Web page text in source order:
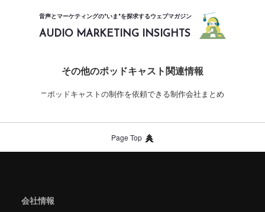
音声とマーケティングの"いま"を探求するウェブマガジン
AUDIO MARKETING INSIGHTS
その他のポッドキャスト関連情報
ポッドキャストの制作を依頼できる制作会社まとめ
Page Top
会社情報